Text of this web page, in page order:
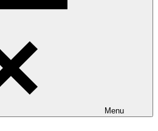
Menu